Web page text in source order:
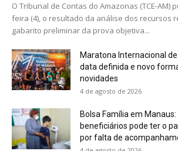
O Tribunal de Contas do Amazonas (TCE-AM)
feira (4), o resultado da análise dos recursos
gabarito preliminar da prova objetiva...
Maratona Internacional
data definida e novo
novidades
4 de agosto de 2026
Bolsa Família em
beneficiários pode ter o
por falta de